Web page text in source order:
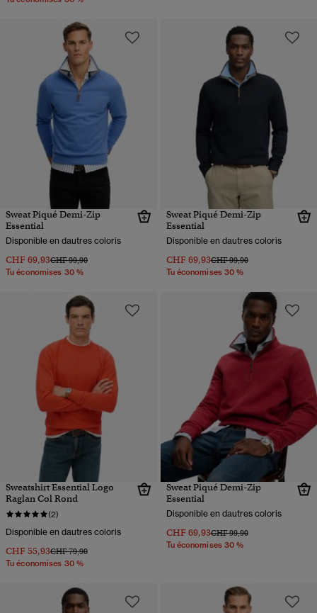
Sweat Piqué Demi-Zip
Essential
Disponible en dautres coloris
CHF 69,93Prix réduit de
CHF 99,90à
Tu économises 30 %
Sweat Piqué Demi-Zip
Essential
Disponible en dautres coloris
CHF 69,93Prix réduit de
CHF 99,90à
Tu économises 30 %
Sweatshirt Essential Logo
Raglan Col Rond
(2)
Disponible en dautres coloris
CHF 55,93Prix réduit de
CHF 79,90à
Tu économises 30 %
Sweat Piqué Demi-Zip
Essential
Disponible en dautres coloris
CHF 69,93Prix réduit de
CHF 99,90à
Tu économises 30 %